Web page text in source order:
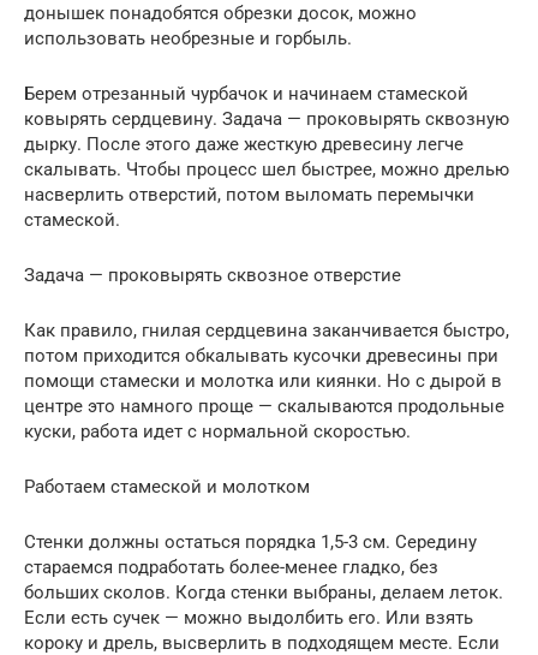
донышек понадобятся обрезки досок, можно
использовать необрезные и горбыль.
Берем отрезанный чурбачок и начинаем стамеской
ковырять сердцевину. Задача — проковырять сквозную
дырку. После этого даже жесткую древесину легче
скалывать. Чтобы процесс шел быстрее, можно дрелью
насверлить отверстий, потом выломать перемычки
стамеской.
Задача — проковырять сквозное отверстие
Как правило, гнилая сердцевина заканчивается быстро,
потом приходится обкалывать кусочки древесины при
помощи стамески и молотка или киянки. Но с дырой в
центре это намного проще — скалываются продольные
куски, работа идет с нормальной скоростью.
Работаем стамеской и молотком
Стенки должны остаться порядка 1,5-3 см. Середину
стараемся подработать более-менее гладко, без
больших сколов. Когда стенки выбраны, делаем леток.
Если есть сучек — можно выдолбить его. Или взять
короку и дрель, высверлить в подходящем месте. Если